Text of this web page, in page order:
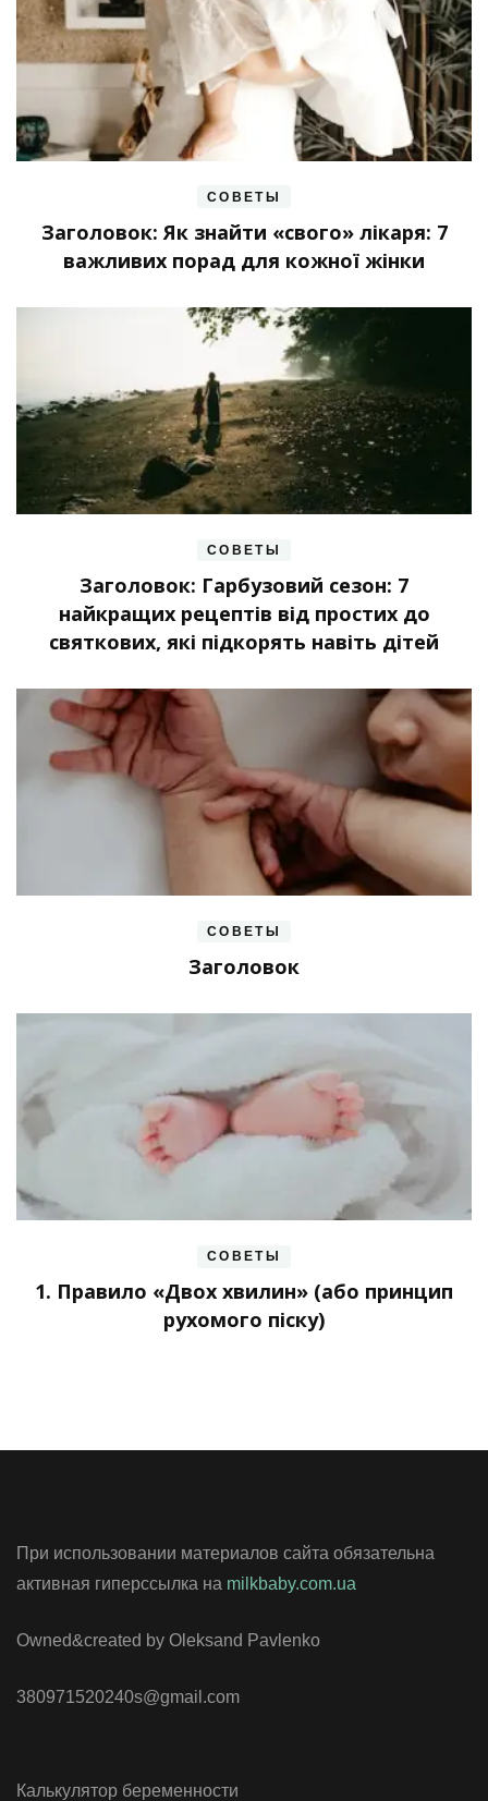
СОВЕТЫ
Заголовок: Як знайти «свого» лікаря: 7
важливих порад для кожної жінки
СОВЕТЫ
Заголовок: Гарбузовий сезон: 7
найкращих рецептів від простих до
святкових, які підкорять навіть дітей
СОВЕТЫ
Заголовок
СОВЕТЫ
1. Правило «Двох хвилин» (або принцип
рухомого піску)
При использовании материалов сайта обязательна
активная гиперссылка на milkbaby.com.ua
Owned&created by Oleksand Pavlenko
380971520240s@gmail.com
Калькулятор беременности